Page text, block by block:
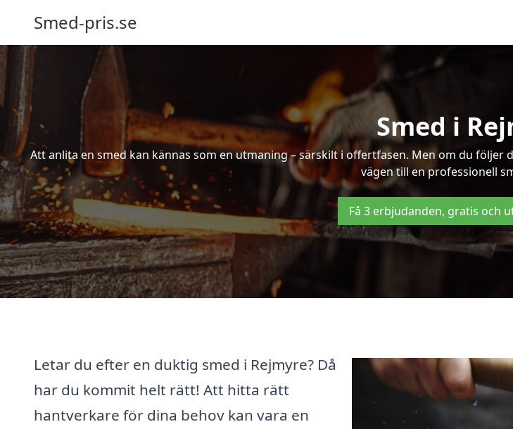
Smed-pris.se
Smed i
Att anlita en smed kan kännas som en utmaning – särskilt i offertfasen. Men om du
vägen till en professionell
Få 3 erbjudanden, gratis och
Letar du efter en duktig smed i Rejmyre? Då
har du kommit helt rätt! Att hitta rätt
hantverkare för dina behov kan vara en